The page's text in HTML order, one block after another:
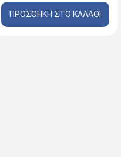
ΠΡΟΣΘΗΚΗ ΣΤΟ ΚΑΛΑΘΙ